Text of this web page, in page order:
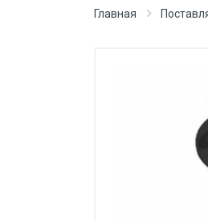
Производим
Главная